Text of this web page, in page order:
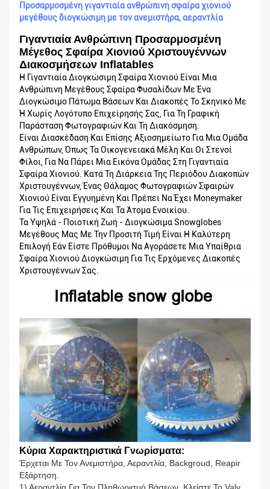
Προσαρμοσμένη γιγαντιαία ανθρώπινη σφαίρα χιονιού
μεγέθους διογκώσιμη με τον ανεμιστήρα, αεραντλία
Γιγαντιαία Ανθρώπινη Προσαρμοσμένη
Μέγεθος Σφαίρα Χιονιού Χριστουγέννων
Διακοσμήσεων Inflatables
Η Γιγαντιαία Διογκώσιμη Σφαίρα Χιονιού Είναι Μια
Ανθρώπινη Μεγέθους Σφαίρα Φυσαλίδων Με Ένα
Διογκώσιμο Πάτωμα Βάσεων Και Διακοπές Το Σκηνικό Με
Ή Χωρίς Λογότυπο Επιχείρησής Σας, Για Τη Γραφική
Παράσταση Φωτογραφιών Και Τη Διακόσμηση.
Είναι Διασκέδαση Και Επίσης Αξιοσημείωτο Για Μια Ομάδα
Ανθρώπων, Όπως Τα Οικογενειακά Μέλη Και Οι Στενοί
Φίλοι, Για Να Πάρει Μια Εικόνα Ομάδας Στη Γιγαντιαία
Σφαίρα Χιονιού. Κατά Τη Διάρκεια Της Περιόδου Διακοπών
Χριστουγέννων, Ένας Θάλαμος Φωτογραφιών Σφαιρών
Χιονιού Είναι Εγγυημένη Και Πρέπει Να Έχει Moneymaker
Για Τις Επιχειρήσεις Και Τα Άτομα Ενοικίου.
Τα Υψηλά - Ποιοτική Ζωή - Διογκώσιμα Snowglobes
Μεγέθους Μας Με Την Προσιτή Τιμή Είναι Η Καλύτερη
Επιλογή Εάν Είστε Πρόθυμοι Να Αγοράσετε Μια Υπαίθρια
Σφαίρα Χιονιού Διογκώσιμη Για Τις Ερχόμενες Διακοπές
Χριστουγέννων Σας.
Κύρια Χαρακτηριστικά Γνωρίσματα:
Έρχεται Με Τον Ανεμιστήρα, Αεραντλία, Backgroud, Reapir
Εξάρτηση.